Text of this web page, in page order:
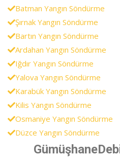
Batman Yangın Söndürme
Şırnak Yangın Söndürme
Bartın Yangın Söndürme
Ardahan Yangın Söndürme
Iğdır Yangın Söndürme
Yalova Yangın Söndürme
Karabük Yangın Söndürme
Kilis Yangın Söndürme
Osmaniye Yangın Söndürme
Düzce Yangın Söndürme